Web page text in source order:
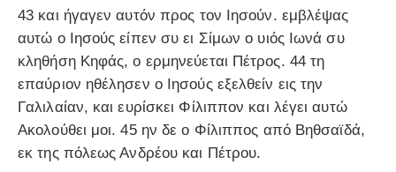
43 και ήγαγεν αυτόν προς τον Ιησούν. εμβλέψας
αυτώ ο Ιησούς είπεν συ ει Σίμων ο υιός Ιωνά συ
κληθήση Κηφάς, ο ερμηνεύεται Πέτρος. 44 τη
επαύριον ηθέλησεν ο Ιησούς εξελθείν εις την
Γαλιλαίαν, και ευρίσκει Φίλιππον και λέγει αυτώ
Ακολούθει μοι. 45 ην δε ο Φίλιππος από Βηθσαϊδά,
εκ της πόλεως Ανδρέου και Πέτρου.